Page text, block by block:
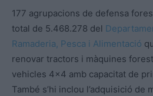
177 agrupacions de defensa
total de 5.468.278 del
Ramaderia, Pesca i Alimentació
renovar tractors i màquines
vehicles 4×4 amb capacitat de
També s’hi inclou l’adquisició de